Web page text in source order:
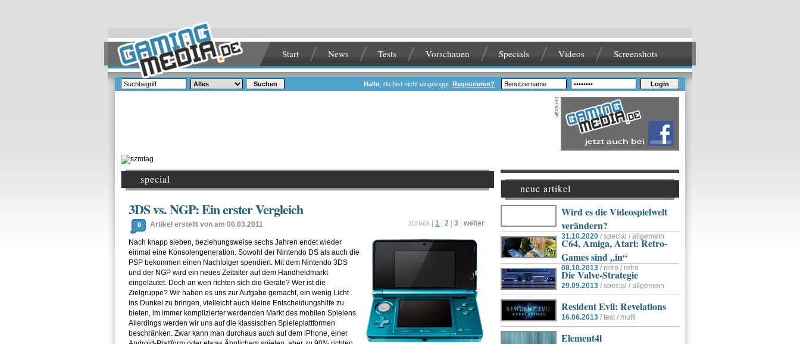
Start News Tests Vorschauen Specials Videos Screenshots
Suchen Hallo , du bist nicht eingeloggt. Registrieren? Login
special
3DS vs. NGP: Ein erster Vergleich
0 Artikel erstellt von am 06.03.2011 zurück | 1 2 3 weiter
Nach knapp sieben, beziehungsweise sechs Jahren endet wieder
einmal eine Konsolengeneration. Sowohl der Nintendo DS als auch die
PSP bekommen einen Nachfolger spendiert. Mit dem Nintendo 3DS
und der NGP wird ein neues Zeitalter auf dem Handheldmarkt
eingeläutet. Doch an wen richten sich die Geräte? Wer ist die
Zielgruppe? Wir haben es uns zur Aufgabe gemacht, ein wenig Licht
ins Dunkel zu bringen, vielleicht auch kleine Entscheidungshilfe zu
bieten, im immer komplizierter werdenden Markt des mobilen Spielens.
Allerdings werden wir uns auf die klassischen Spieleplattformen
beschränken. Zwar kann man durchaus auch auf dem iPhone, einer
neue artikel
Wird es die Videospielwelt
verändern?
31.10.2020 / special / allgemein
C64, Amiga, Atari: Retro-
Games sind „in“
08.10.2013 / retro / retro
Die Valve-Strategie
29.09.2013 / special / allgemein
Resident Evil: Revelations
16.06.2013 / test / multi
Element4l